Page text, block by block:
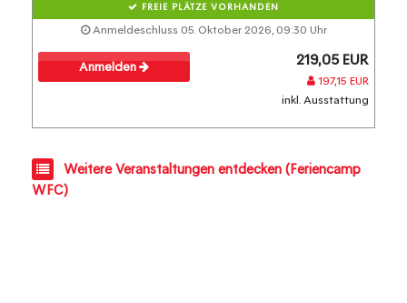
FREIE PLÄTZE VORHANDEN
Anmeldeschluss 05. Oktober 2026, 09:30 Uhr
Anmelden 219,05 EUR
197,15 EUR
inkl. Ausstattung
Weitere Veranstaltungen entdecken (Feriencamp
WFC)